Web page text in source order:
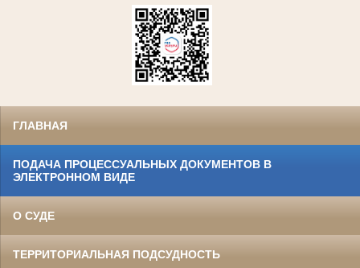
ГЛАВНАЯ
ПОДАЧА ПРОЦЕССУАЛЬНЫХ ДОКУМЕНТОВ В
ЭЛЕКТРОННОМ ВИДЕ
О СУДЕ
ТЕРРИТОРИАЛЬНАЯ ПОДСУДНОСТЬ